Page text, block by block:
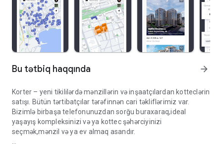
Bu tətbiq haqqında arrow_forward
Korter – yeni tikililərdə mənzillərin və inşaatçılardan kotteclərin
satışı. Bütün tərtibatçılar tərəfinnən cari təkliflərimiz var.
Bizimlə birbaşa telefonunuzdan sorğu buraxaraq,ideal
yaşayış kompleksinizi və ya kottec şəhərciyinizi
seçmək,mənzil və ya ev almaq asandır.